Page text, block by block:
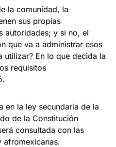
la comunidad, la
sus propias
autoridades; y si no, el
que va a administrar esos
utilizar? En lo que decida la
requisitos
en la ley secundaria de la
de la Constitución
consultada con las
afromexicanas.